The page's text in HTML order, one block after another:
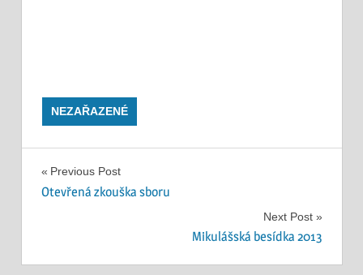
NEZAŘAZENÉ
Navigace
Previous Post
Otevřená zkouška sboru
Next Post
Mikulášská besídka 2013